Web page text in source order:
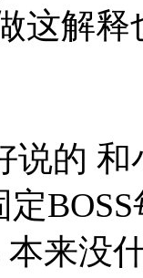
这解释
说的
本来没